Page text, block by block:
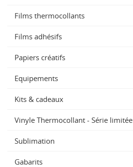
Films thermocollants
Films adhésifs
Papiers créatifs
Equipements
Kits & cadeaux
Vinyle Thermocollant - Série limitée
Sublimation
Gabarits